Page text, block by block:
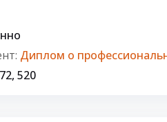
Диплом о
520